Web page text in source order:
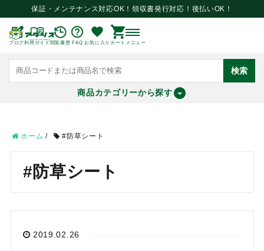
保証・メンテナンス対応OK！領収書発行対応！後払いOK！
ブログ利用ガイド 閲覧履歴 FAQ お気に入り カート メニュー
検索
商品カテゴリーから探す
meeting_room ログイン
ホーム / #防草シート
#防草シート
2019.02.26